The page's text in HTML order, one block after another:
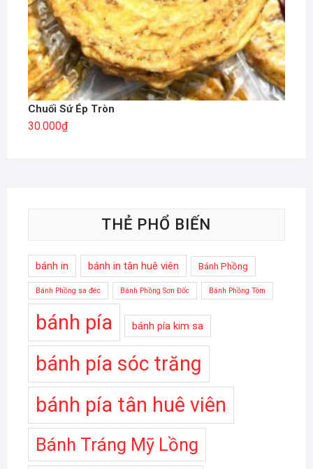
Chuối Sứ Ép Tròn
30.000₫
THẺ PHỔ BIẾN
bánh in bánh in tân huê viên Bánh Phồng
Bánh Phồng sa đéc Bánh Phồng Sơn Đốc Bánh Phồng Tôm
bánh pía bánh pía kim sa
bánh pía sóc trăng
bánh pía tân huê viên
Bánh Tráng Mỹ Lồng